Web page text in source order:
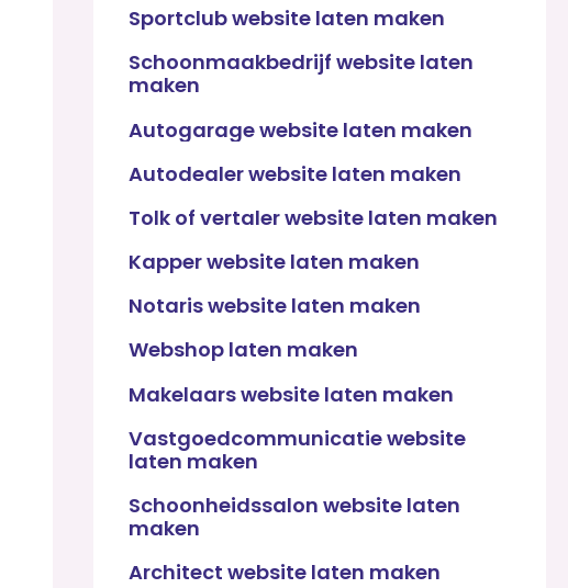
Sportclub website laten maken
Schoonmaakbedrijf website laten
maken
Autogarage website laten maken
Autodealer website laten maken
Tolk of vertaler website laten maken
Kapper website laten maken
Notaris website laten maken
Webshop laten maken
Makelaars website laten maken
Vastgoedcommunicatie website
laten maken
Schoonheidssalon website laten
maken
Architect website laten maken